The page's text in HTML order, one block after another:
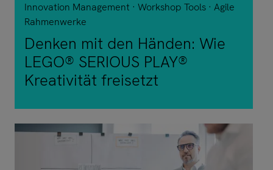
Innovation Management Workshop Tools
Agile
Rahmenwerke
Denken mit den Händen: Wie
LEGO® SERIOUS PLAY®
Kreativität freisetzt